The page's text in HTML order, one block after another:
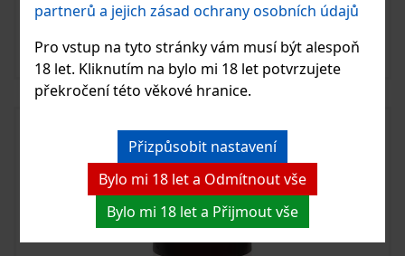
partnerů a jejich zásad ochrany osobních údajů
Pro vstup na tyto stránky vám musí být alespoň
18 let. Kliknutím na bylo mi 18 let potvrzujete
překročení této věkové hranice.
Přizpůsobit nastavení
Bylo mi 18 let a Odmítnout vše
Bylo mi 18 let a Přijmout vše
Skladem 540 Kč
Vložit do košíku